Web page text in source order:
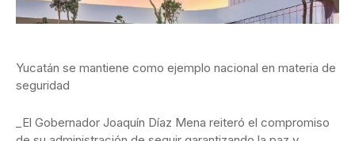
Yucatán se mantiene como ejemplo nacional en materia de
seguridad
_El Gobernador Joaquín Díaz Mena reiteró el compromiso